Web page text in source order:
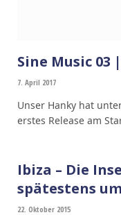
Sine Music
7. April 2017
Unser Hanky hat
erstes Release am
Ibiza – Die
spätestens
22. Oktober 2015